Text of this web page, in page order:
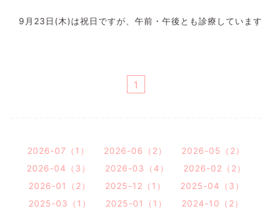
9月23日(木)は祝日ですが、午前・午後とも診療しています
1
2026-07（1） 2026-06（2）
2026-05（2）
2026-04（3）
2026-03（4）
2026-02（2）
2026-01（2）
2025-12（1）
2025-04（3）
2025-03（1）
2025-01（1）
2024-10（2）